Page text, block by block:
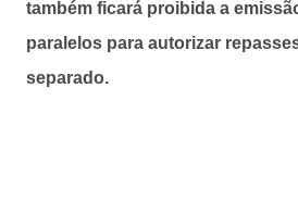
também ficará proibida a
paralelos para autorizar
separado.